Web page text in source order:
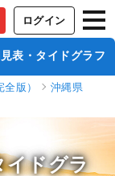
ログイン
表・タイドグラフ
版）
沖縄県
イドグラ